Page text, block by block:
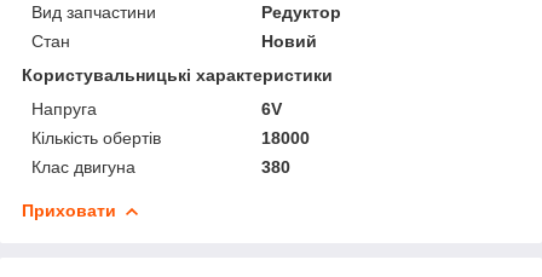
Вид запчастини
Редуктор
Стан
Новий
Користувальницькі характеристики
Напруга
6V
Кількість обертів
18000
Клас двигуна
380
Приховати